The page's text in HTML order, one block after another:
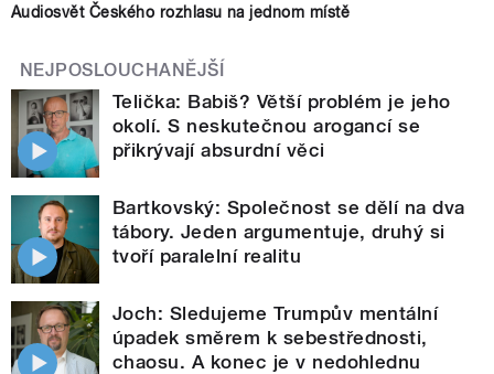
Audiosvět Českého rozhlasu na jednom místě
NEJPOSLOUCHANĚJŠÍ
Telička: Babiš? Větší problém je jeho
okolí. S neskutečnou arogancí se
přikrývají absurdní věci
Bartkovský: Společnost se dělí na dva
tábory. Jeden argumentuje, druhý si
tvoří paralelní realitu
Joch: Sledujeme Trumpův mentální
úpadek směrem k sebestřednosti,
chaosu. A konec je v nedohlednu